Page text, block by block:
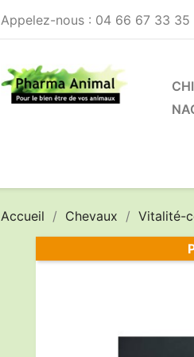
Appelez-nous : 04 66 67 33 35
Accueil Chevaux Vitalité-